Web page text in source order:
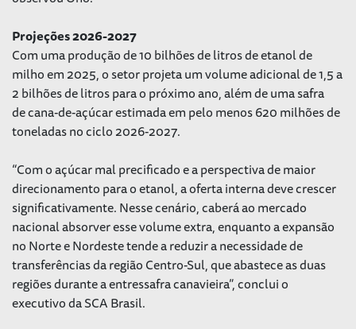
Projeções 2026-2027
Com uma produção de 10 bilhões de litros de etanol de
milho em 2025, o setor projeta um volume adicional de 1,5 a
2 bilhões de litros para o próximo ano, além de uma safra
de cana-de-açúcar estimada em pelo menos 620 milhões de
toneladas no ciclo 2026-2027.
“Com o açúcar mal precificado e a perspectiva de maior
direcionamento para o etanol, a oferta interna deve crescer
significativamente. Nesse cenário, caberá ao mercado
nacional absorver esse volume extra, enquanto a expansão
no Norte e Nordeste tende a reduzir a necessidade de
transferências da região Centro-Sul, que abastece as duas
regiões durante a entressafra canavieira”, conclui o
executivo da SCA Brasil.